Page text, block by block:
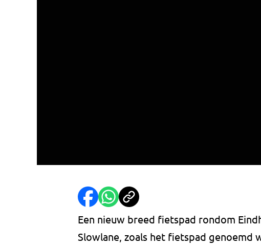
Een nieuw breed fietspad rondom
Slowlane, zoals het fietspad